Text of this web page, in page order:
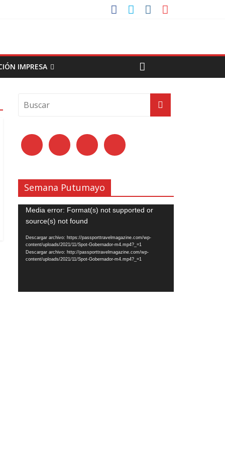
IMPRESA
Semana Putumayo
Reproductor
Media error: Format(s) not supported or
source(s) not found
Descargar archivo: https://passporttravelmagazine.com/wp-
content/uploads/2021/11/Spot-Gobernador-m4.mp4?_=1
Descargar archivo: http://passporttravelmagazine.com/wp-
content/uploads/2021/11/Spot-Gobernador-m4.mp4?_=1